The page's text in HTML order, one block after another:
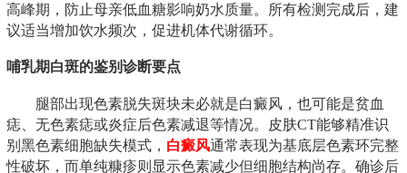
高峰期，防止母亲低血糖影响奶水质量。所有检测完成后，建
议适当增加饮水频次，促进机体代谢循环。
哺乳期白斑的鉴别诊断要点
腿部出现色素脱失斑块未必就是白癜风，也可能是贫血
痣、无色素痣或炎症后色素减退等情况。皮肤CT能够精准识
别黑色素细胞缺失模式， 白癜风通常表现为基底层色素环完整
性破坏，而单纯糠疹则显示色素减少但细胞结构尚存。确诊后